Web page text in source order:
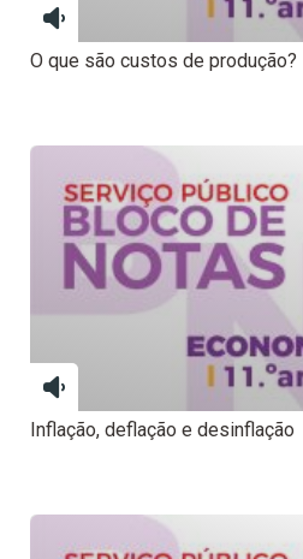
O que são custos de produção?
Inflação, deflação e desinflação